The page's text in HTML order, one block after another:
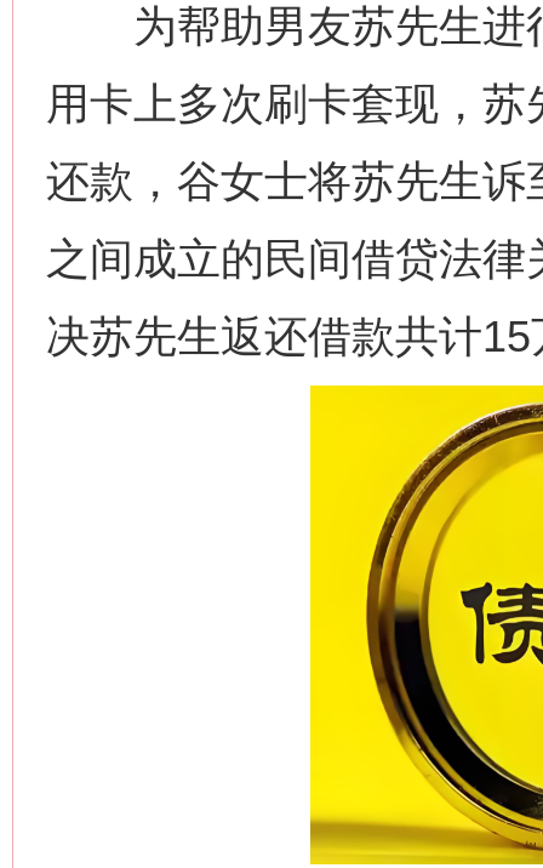
为帮助男友苏先生进
用卡上多次刷卡套现，
还款，谷女士将苏先生
之间成立的民间借贷法
决苏先生返还借款共计